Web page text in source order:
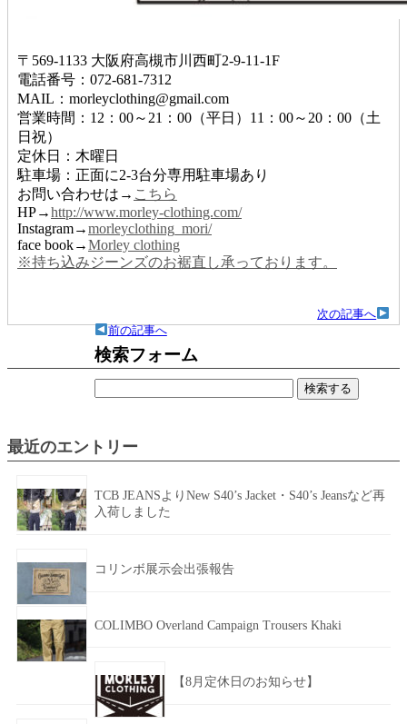
〒569-1133 大阪府高槻市川西町2-9-11-1F
電話番号：072-681-7312
MAIL：morleyclothing@gmail.com
営業時間：12：00～21：00（平日）11：00～20：00（土
日祝）
定休日：木曜日
駐車場：正面に2-3台分専用駐車場あり
お問い合わせは→ こちら
HP→http://www.morley-clothing.com/
Instagram→morleyclothing_mori/
face book→Morley clothing
※持ち込みジーンズのお裾直し承っております。
次の記事へ
前の記事へ
検索フォーム
最近のエントリー
TCB JEANSよりNew S40’s Jacket・S40’s Jeansなど再
入荷しました
コリンボ展示会出張報告
COLIMBO Overland Campaign Trousers Khaki
【8月定休日のお知らせ】